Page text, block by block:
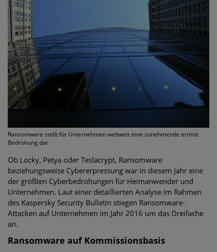
Bedrohungen
Ungebremster Aufstieg: Mega-Ransomware. Deutsche
Unternehmen dürfen Bedrohungspotential nicht
unterschätzen
Weiterentwicklung der HTTP-basierten Cyberangriffe lässt
Experten vor Tsunami bei Web-DDoS-Angriffen warnen
Phishing-Trend: Führungskräfte im Visier. Was hilft gegen
Aktuelle Phishing-Kampagnen mit großen Markennamen –
Amazon hat nun reagiert
Fake-Unternehmensprofile auf LinkedIn: Unternehmen und
Nutzer im Visier der Datendiebe
Cyber Experience Center in Augsburg
Ransomware stellt für Unternehmen weltweit eine zunehmende ernste
Bedrohung dar
Ob Locky, Petya oder Teslacrypt, Ransomware
beziehungsweise Cybererpressung war in diesem Jahr eine
der größten Cyberbedrohungen für Heimanwender und
Unternehmen. Laut einer detaillierten Analyse im Rahmen
des Kaspersky Security Bulletin stiegen Ransomware-
Attacken auf Unternehmen im Jahr 2016 um das Dreifache
an.
Ransomware auf Kommissionsbasis